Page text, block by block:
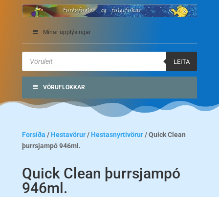
Mínar upplýsingar
Products
search
LEITA
VÖRUFLOKKAR
Forsíða / Hestavörur/ Hestasnyrtivörur/ Quick Clean
þurrsjampó 946ml.
Quick Clean þurrsjampó
946ml.